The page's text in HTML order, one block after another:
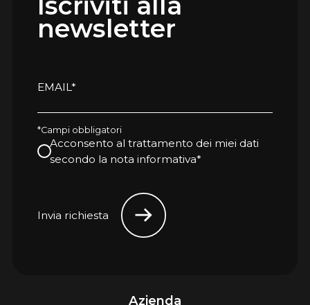
newsletter
EMAIL*
*Campi obbligatori
Acconsento al trattamento dei miei dati
secondo la nota informativa*
Invia richiesta
Azienda